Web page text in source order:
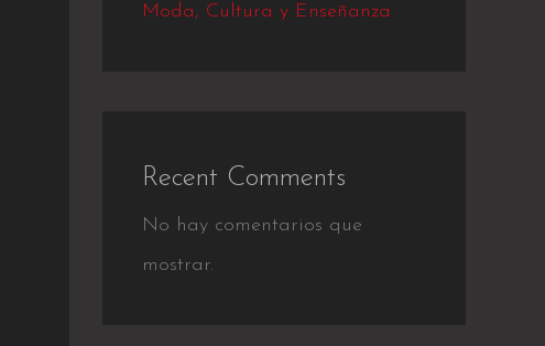
Moda, Cultura y Enseñanza
Recent Comments
No hay comentarios que
mostrar.